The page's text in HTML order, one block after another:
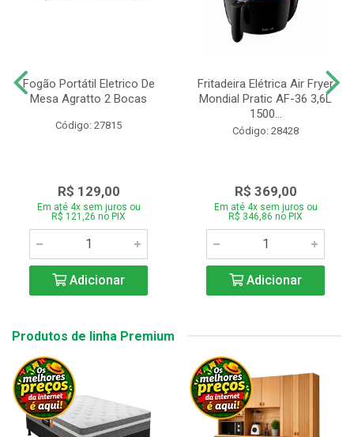
Fogão Portátil Eletrico De
Mesa Agratto 2 Bocas
Código: 27815
R$ 129,00
Em até 4x sem juros ou
R$ 121,26 no PIX
Adicionar
Fritadeira Elétrica Air Fryer
Mondial Pratic AF-36 3,6L
1500...
Código: 28428
R$ 369,00
Em até 4x sem juros ou
R$ 346,86 no PIX
Adicionar
Produtos de linha Premium